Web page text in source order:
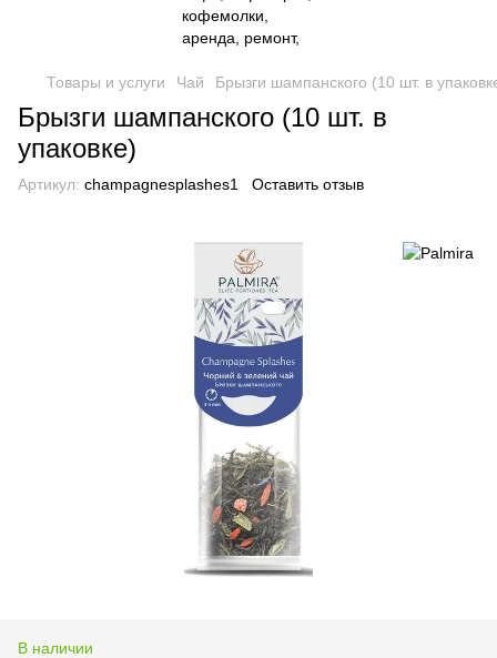
Товары и услуги Чай Брызги шампанского (10 шт. в
Брызги шампанского (10 шт. в
упаковке)
Артикул: champagnesplashes1 Оставить отзыв
В наличии